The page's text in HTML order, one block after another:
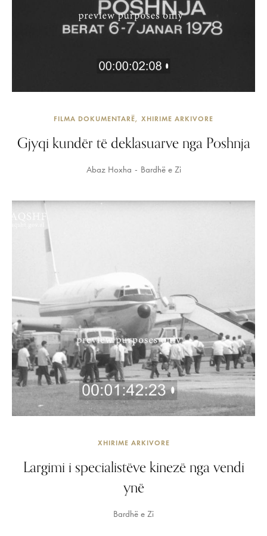
FILMA DOKUMENTARË XHIRIME ARKIVORE
Gjyqi kundër të deklasuarve nga Poshnja
Abaz Hoxha Bardhë e Zi
XHIRIME ARKIVORE
Largimi i specialistëve kinezë nga vendi
ynë
Bardhë e Zi